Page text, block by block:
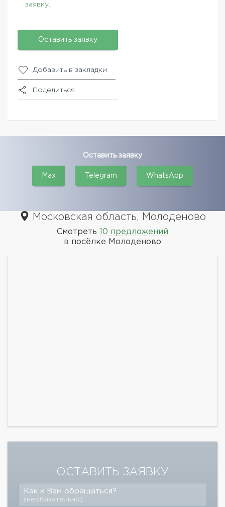
заявку.
Оставить заявку
Добавить в закладки
Поделиться
Оставить заявку
Max Telegram WhatsApp
Московская область, Молоденово
Смотреть
10 предложений
в посёлке Молоденово
ОСТАВИТЬ ЗАЯВКУ
Как к Вам обращаться?
(необязательно)